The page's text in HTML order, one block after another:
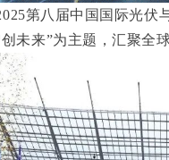
第八届中国国际光
未来”为主题，汇聚全